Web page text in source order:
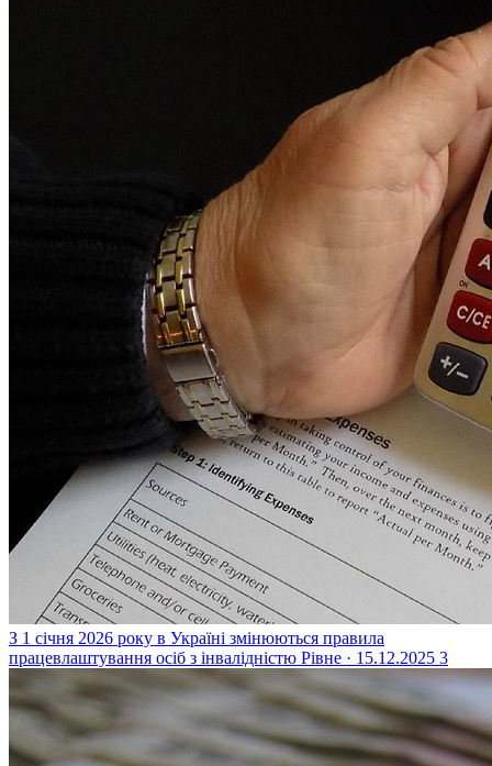
З 1 січня 2026 року в Україні змінюються правила
працевлаштування осіб з інвалідністю Рівне · 15.12.2025 3